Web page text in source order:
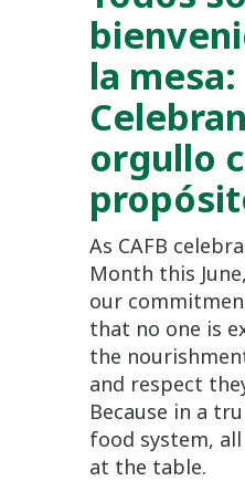
la mesa:
orgullo
As CAFB
Month this
our
that no one is
the
and respect
Because in a
food system,
at the table.